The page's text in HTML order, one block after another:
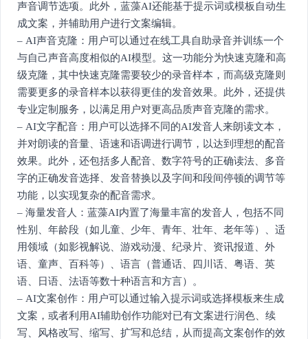
声音调节选项。此外，蓝藻AI还能基于提示词或模板自动生
成文案，并辅助用户进行文案编辑。
– AI声音克隆：用户可以通过在线工具自助录音并训练一个
与自己声音高度相似的AI模型。这一功能分为快速克隆和高
级克隆，其中快速克隆需要较少的录音样本，而高级克隆则
需要更多的录音样本以获得更佳的发音效果。此外，还提供
专业定制服务，以满足用户对更高品质声音克隆的需求。
– AI文字配音：用户可以选择不同的AI发音人来朗读文本，
并对朗读的音量、语速和语调进行调节，以达到理想的配音
效果。此外，还包括多人配音、数字符号的正确读法、多音
字的正确发音选择、发音替换以及字间和段间停顿的调节等
功能，以实现复杂的配音需求。
– 海量发音人：蓝藻AI内置了海量丰富的发音人，包括不同
性别、年龄段（如儿童、少年、青年、壮年、老年等）、适
用领域（如影视解说、游戏动漫、纪录片、资讯报道、外
语、童声、百科等）、语言（普通话、四川话、粤语、英
语、日语、法语等数十种语言和方言）。
– AI文案创作：用户可以通过输入提示词或选择模板来生成
文案，或者利用AI辅助创作功能对已有文案进行润色、续
写、风格改写、缩写、扩写和总结，从而提高文案创作的效